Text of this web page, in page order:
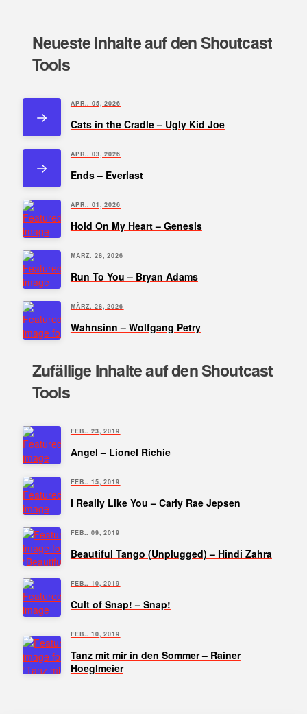
Neueste Inhalte auf den Shoutcast
Tools
APR.. 05, 2026
Cats in the Cradle – Ugly Kid Joe
APR.. 03, 2026
Ends – Everlast
APR.. 01, 2026
Hold On My Heart – Genesis
MÄRZ. 28, 2026
Run To You – Bryan Adams
MÄRZ. 28, 2026
Wahnsinn – Wolfgang Petry
Zufällige Inhalte auf den Shoutcast
Tools
FEB.. 23, 2019
Angel – Lionel Richie
FEB.. 15, 2019
I Really Like You – Carly Rae Jepsen
FEB.. 09, 2019
Beautiful Tango (Unplugged) – Hindi Zahra
FEB.. 10, 2019
Cult of Snap! – Snap!
FEB.. 10, 2019
Tanz mit mir in den Sommer – Rainer
Hoeglmeier